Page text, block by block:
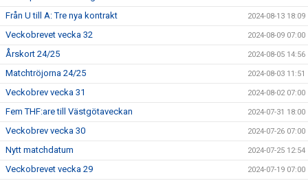
Från U till A: Tre nya kontrakt 2024-08-13 18:09
Veckobrevet vecka 32 2024-08-09 07:00
Årskort 24/25 2024-08-05 14:56
Matchtröjorna 24/25 2024-08-03 11:51
Veckobrev vecka 31 2024-08-02 07:00
Fem THF:are till Västgötaveckan 2024-07-31 18:00
Veckobrev vecka 30 2024-07-26 07:00
Nytt matchdatum 2024-07-25 12:54
Veckobrevet vecka 29 2024-07-19 07:00